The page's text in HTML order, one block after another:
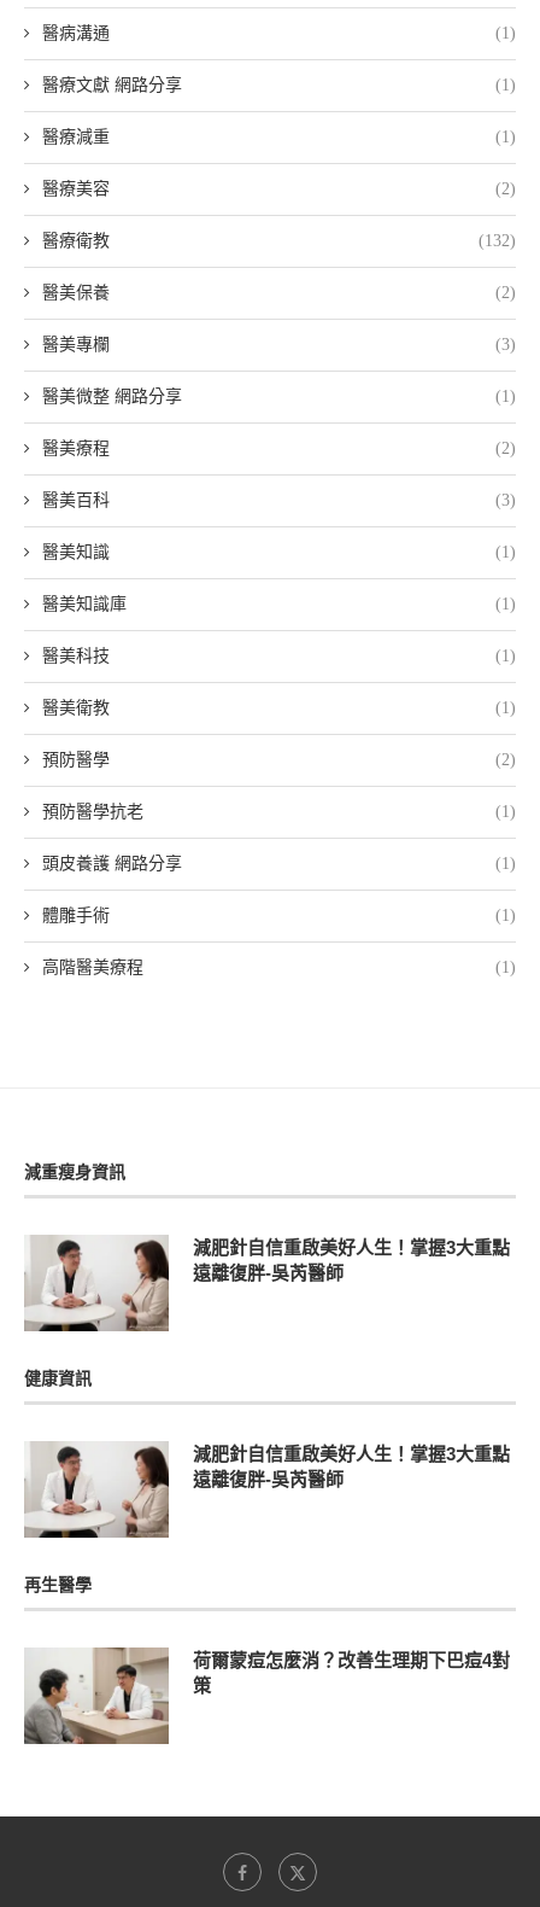
醫病溝通 (1)
醫療文獻 網路分享 (1)
醫療減重 (1)
醫療美容 (2)
醫療衛教 (132)
醫美保養 (2)
醫美專欄 (3)
醫美微整 網路分享 (1)
醫美療程 (2)
醫美百科 (3)
醫美知識 (1)
醫美知識庫 (1)
醫美科技 (1)
醫美衛教 (1)
預防醫學 (2)
預防醫學抗老 (1)
頭皮養護 網路分享 (1)
體雕手術 (1)
高階醫美療程 (1)
減重瘦身資訊
減肥針自信重啟美好人生！掌握3大重點
遠離復胖-吳芮醫師
健康資訊
減肥針自信重啟美好人生！掌握3大重點
遠離復胖-吳芮醫師
再生醫學
荷爾蒙痘怎麼消？改善生理期下巴痘4對
策